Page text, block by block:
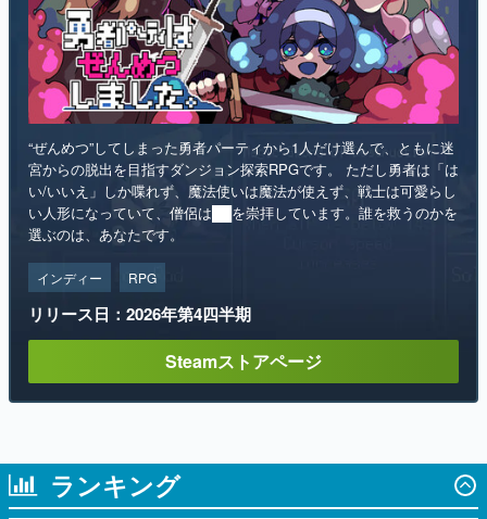
“ぜんめつ”してしまった勇者パーティから1人だけ選んで、ともに迷
宮からの脱出を目指すダンジョン探索RPGです。 ただし勇者は「は
い/いいえ」しか喋れず、魔法使いは魔法が使えず、戦士は可愛らし
い人形になっていて、僧侶は██を崇拝しています。誰を救うのかを
選ぶのは、あなたです。
インディー RPG
リリース日：2026年第4四半期
Steamストアページ
ランキング